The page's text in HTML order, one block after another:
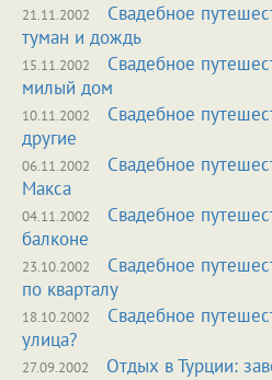
21.11.2002
Свадебное
туман и дождь
15.11.2002
Свадебное
милый дом
10.11.2002
Свадебное
другие
06.11.2002
Свадебное
Макса
04.11.2002
Свадебное
балконе
23.10.2002
Свадебное
по кварталу
18.10.2002
Свадебное
улица?
27.09.2002 Отдых в Турции: